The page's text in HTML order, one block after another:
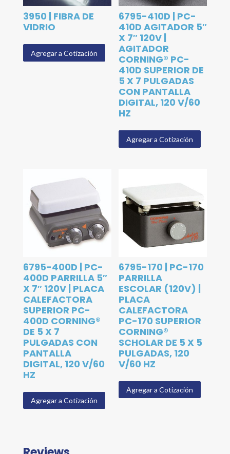
3950 | FIBRA DE
VIDRIO
Agregar a Cotización
6795-410D | PC-
410D AGITADOR 5″
X 7″ 120V |
AGITADOR
CORNING® PC-
410D SUPERIOR DE
5 X 7 PULGADAS
CON PANTALLA
DIGITAL, 120 V/60
HZ
Agregar a Cotización
6795-400D | PC-
400D PARRILLA 5″
X 7″ 120V | PLACA
CALEFACTORA
SUPERIOR PC-
400D CORNING®
DE 5 X 7
PULGADAS CON
PANTALLA
DIGITAL, 120 V/60
HZ
Agregar a Cotización
6795-170 | PC-170
PARRILLA
ESCOLAR (120V) |
PLACA
CALEFACTORA
PC-170 SUPERIOR
CORNING®
SCHOLAR DE 5 X 5
PULGADAS, 120
V/60 HZ
Agregar a Cotización